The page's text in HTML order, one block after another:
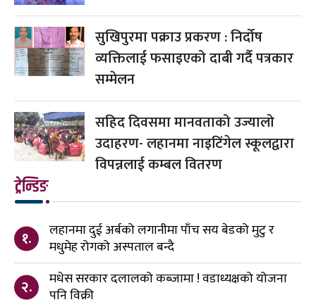
सुखिपुरमा पक्राउ प्रकरण : निर्दोष
व्यक्तिलाई फसाइएको दाबी गर्दै पत्रकार
सम्मेलन
सहिद दिवसमा मानवताको उज्यालो
उदाहरण- लहानमा नाइटिंगेल स्कूलद्वारा
विपन्नलाई कम्बल वितरण
ट्रेन्डिङ
१.
लहानमा दुई अर्बको लगानीमा पाँच सय बेडको मुटु र
मधुमेह रोगको अस्पताल बन्दै
२.
मधेस सरकार दलालको कब्जामा ! वडाध्यक्षको योजना
पनि विक्री